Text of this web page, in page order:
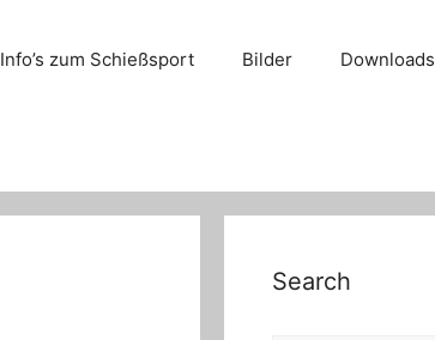
Info’s zum Schießsport Bilder Downloads
Search